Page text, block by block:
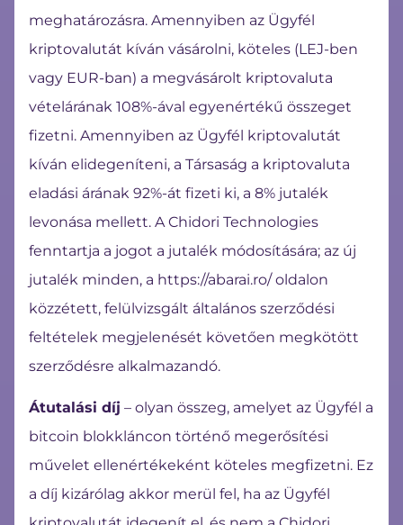
meghatározásra. Amennyiben az Ügyfél
kriptovalutát kíván vásárolni, köteles (LEJ-ben
vagy EUR-ban) a megvásárolt kriptovaluta
vételárának 108%-ával egyenértékű összeget
fizetni. Amennyiben az Ügyfél kriptovalutát
kíván elidegeníteni, a Társaság a kriptovaluta
eladási árának 92%-át fizeti ki, a 8% jutalék
levonása mellett. A Chidori Technologies
fenntartja a jogot a jutalék módosítására; az új
jutalék minden, a https://abarai.ro/ oldalon
közzétett, felülvizsgált általános szerződési
feltételek megjelenését követően megkötött
szerződésre alkalmazandó.
Átutalási díj – olyan összeg, amelyet az Ügyfél a
bitcoin blokkláncon történő megerősítési
művelet ellenértékeként köteles megfizetni. Ez
a díj kizárólag akkor merül fel, ha az Ügyfél